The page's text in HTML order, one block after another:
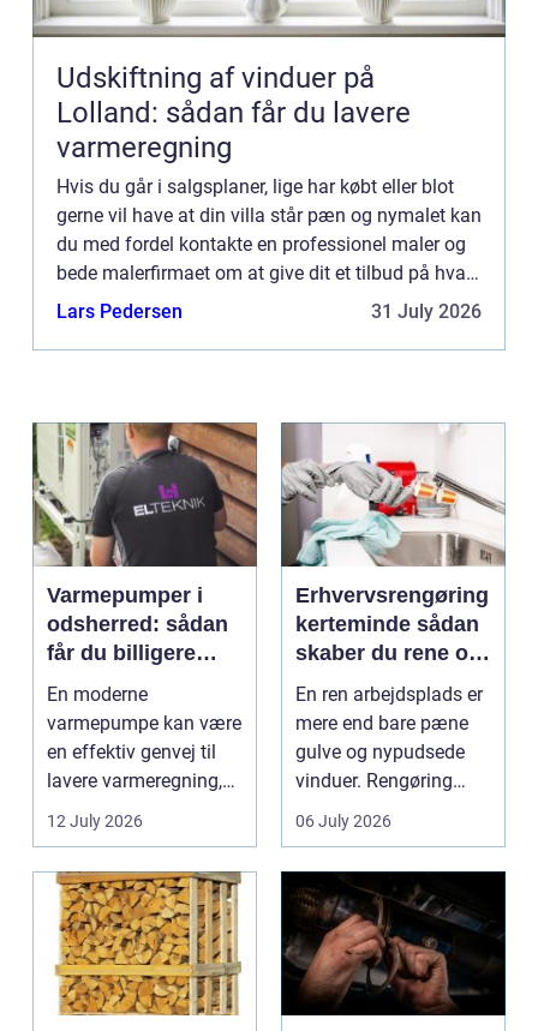
Udskiftning af vinduer på
Lolland: sådan får du lavere
varmeregning
Hvis du går i salgsplaner, lige har købt eller blot
gerne vil have at din villa står pæn og nymalet kan
du med fordel kontakte en professionel maler og
bede malerfirmaet om at give dit et tilbud på hvad
det vil koste at få malet. Husk at sikre dig at...
Lars Pedersen 31 July 2026
Varmepumper i
odsherred: sådan
får du billigere
varme og et bedre
En moderne
varmepumpe kan være
en effektiv genvej til
lavere varmeregning,
mindre CO2-udslip og
12 July 2026
Erhvervsrengøring
kerteminde sådan
skaber du rene og
trygge rammer på
arbejdspladsen
En ren arbejdsplads er
mere end bare pæne
gulve og nypudsede
vinduer. Rengøring
påvirker medarbejder...
06 July 2026